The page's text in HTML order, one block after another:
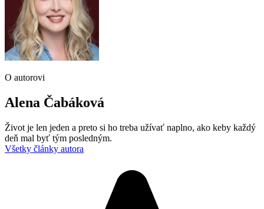
O autorovi
Alena Čabáková
Život je len jeden a preto si ho treba užívať naplno, ako keby každý
deň mal byť tým posledným.
Všetky články autora